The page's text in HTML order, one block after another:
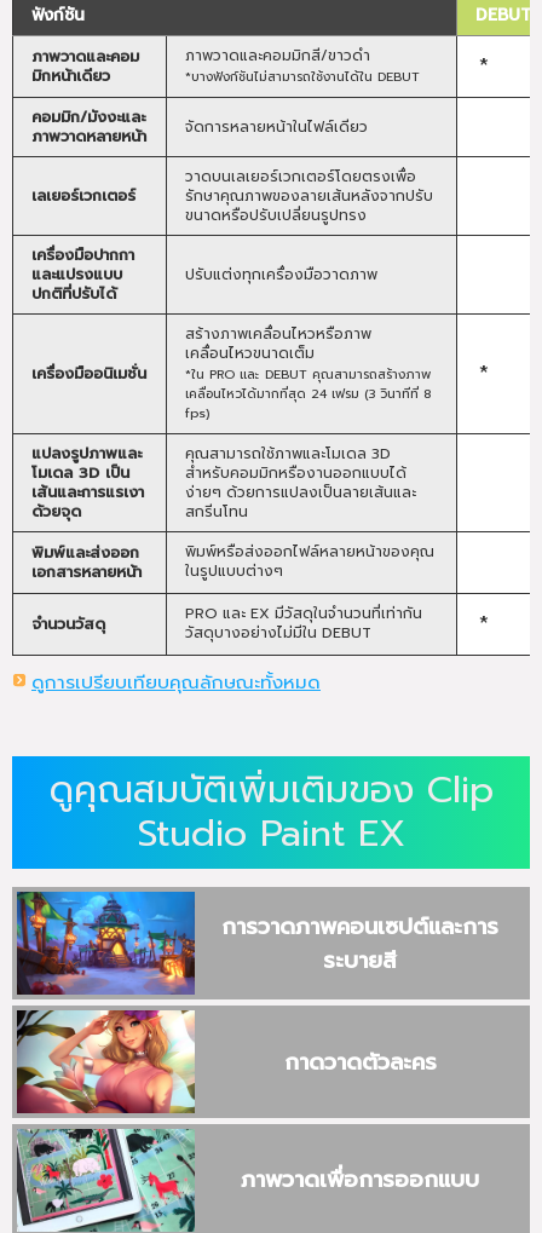
ฟังก์ชัน DEBUT
ภาพวาดและคอม
มิกหน้าเดียว
ภาพวาดและคอมมิกสี/ขาวดำ
*บางฟังก์ชันไม่สามารถใช้งานได้ใน DEBUT *
คอมมิก/มังงะและ
ภาพวาดหลายหน้า
จัดการหลายหน้าในไฟล์เดียว
เลเยอร์เวกเตอร์
วาดบนเลเยอร์เวกเตอร์โดยตรงเพื่อ
รักษาคุณภาพของลายเส้นหลังจากปรับ
ขนาดหรือปรับเปลี่ยนรูปทรง
เครื่องมือปากกา
และแปรงแบบ
ปกติที่ปรับได้
ปรับแต่งทุกเครื่องมือวาดภาพ
เครื่องมืออนิเมชั่น
สร้างภาพเคลื่อนไหวหรือภาพ
เคลื่อนไหวขนาดเต็ม
*ใน PRO และ DEBUT คุณสามารถสร้างภาพ
เคลื่อนไหวได้มากที่สุด 24 เฟรม (3 วินาทีที่ 8
fps)
*
แปลงรูปภาพและ
โมเดล 3D เป็น
เส้นและการแรเงา
ด้วยจุด
คุณสามารถใช้ภาพและโมเดล 3D
สำหรับคอมมิกหรืองานออกแบบได้
ง่ายๆ ด้วยการแปลงเป็นลายเส้นและ
สกรีนโทน
พิมพ์และส่งออก
เอกสารหลายหน้า
พิมพ์หรือส่งออกไฟล์หลายหน้าของคุณ
ในรูปแบบต่างๆ
จำนวนวัสดุ
PRO และ EX มีวัสดุในจำนวนที่เท่ากัน
วัสดุบางอย่างไม่มีใน DEBUT
*
ดูการเปรียบเทียบคุณลักษณะทั้งหมด
ดูคุณสมบัติเพิ่มเติมของ Clip
Studio Paint EX
การวาดภาพคอนเซปต์และการ
ระบายสี
กาดวาดตัวละคร
ภาพวาดเพื่อการออกแบบ